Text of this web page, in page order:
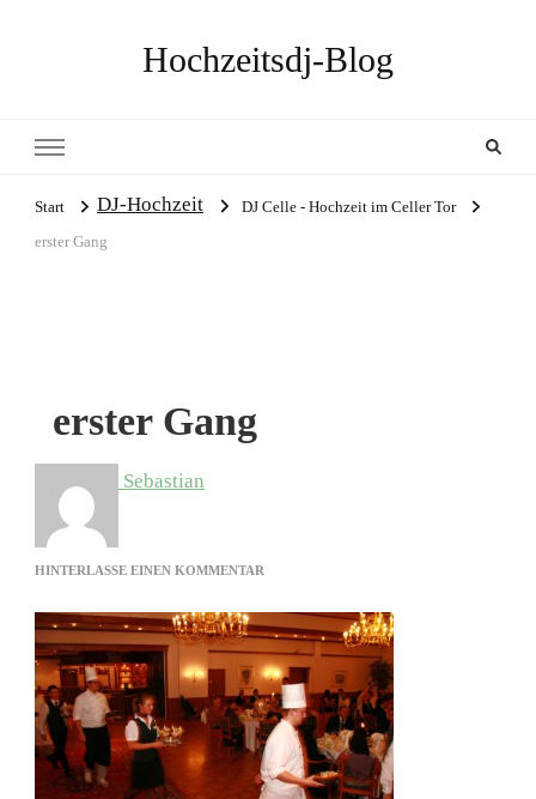
Hochzeitsdj-Blog
Start DJ-Hochzeit
DJ Celle - Hochzeit im Celler Tor
erster Gang
erster Gang
Sebastian
HINTERLASSE EINEN KOMMENTAR
GANG